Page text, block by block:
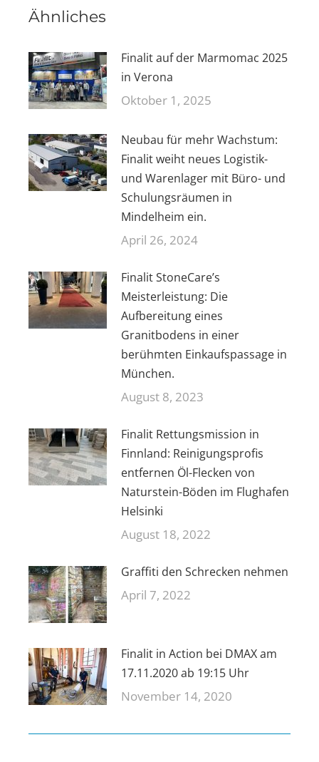
Ähnliches
Finalit auf der Marmomac 2025
in Verona
Oktober 1, 2025
Neubau für mehr Wachstum:
Finalit weiht neues Logistik-
und Warenlager mit Büro- und
Schulungsräumen in
Mindelheim ein.
April 26, 2024
Finalit StoneCare’s
Meisterleistung: Die
Aufbereitung eines
Granitbodens in einer
berühmten Einkaufspassage in
München.
August 8, 2023
Finalit Rettungsmission in
Finnland: Reinigungsprofis
entfernen Öl-Flecken von
Naturstein-Böden im Flughafen
Helsinki
August 18, 2022
Graffiti den Schrecken nehmen
April 7, 2022
Finalit in Action bei DMAX am
17.11.2020 ab 19:15 Uhr
November 14, 2020